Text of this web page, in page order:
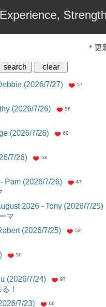
＊更
(2026/7/27)
57
(2026/7/26)
58
(2026/7/26)
60
7/26)
53
Pam (2026/7/26)
47
2026 - Tony (2026/7/25)
マ
(2026/7/25)
52
50
(2026/7/24)
る！
97
7/23)
66